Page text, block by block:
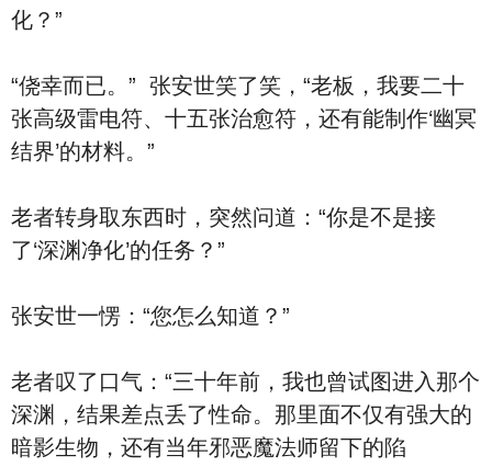
化？”
“侥幸而已。” 张安世笑了笑，“老板，我要二十
张高级雷电符、十五张治愈符，还有能制作‘幽冥
结界’的材料。”
老者转身取东西时，突然问道：“你是不是接
了‘深渊净化’的任务？”
张安世一愣：“您怎么知道？”
老者叹了口气：“三十年前，我也曾试图进入那个
深渊，结果差点丢了性命。那里面不仅有强大的
暗影生物，还有当年邪恶魔法师留下的陷